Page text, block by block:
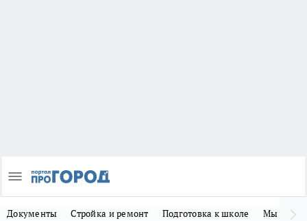
Документы Стройка и ремонт Подготовка к школе Мы в MAX